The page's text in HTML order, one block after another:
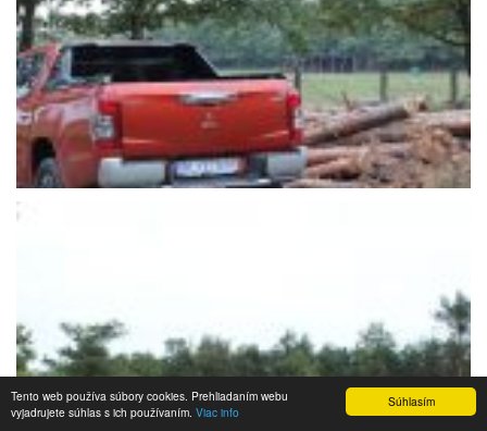
Súhlasím
Tento web používa súbory cookies. Prehliadaním webu
vyjadrujete súhlas s ich používaním. Viac info